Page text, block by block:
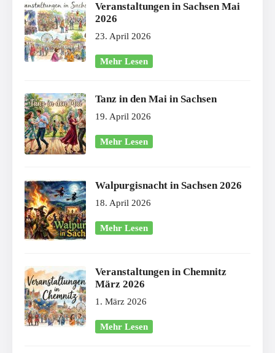
Veranstaltungen in Sachsen Mai
2026
23. April 2026
Mehr Lesen
Tanz in den Mai in Sachsen
19. April 2026
Mehr Lesen
Walpurgisnacht in Sachsen 2026
18. April 2026
Mehr Lesen
Veranstaltungen in Chemnitz
März 2026
1. März 2026
Mehr Lesen